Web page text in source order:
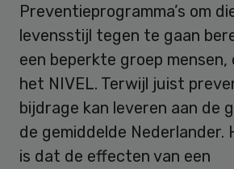
Preventieprogramma’s om
levensstijl tegen te gaan
een beperkte groep
het NIVEL. Terwijl juist
bijdrage kan leveren aan de
de gemiddelde Nederlander.
is dat de effecten van een